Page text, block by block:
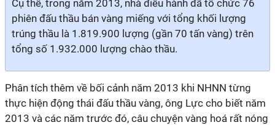
Cụ thể, trong năm 2013, nhà điều hành đã tổ chức 76
phiên đấu thầu bán vàng miếng với tổng khối lượng
trúng thầu là 1.819.900 lượng (gần 70 tấn vàng) trên
tổng số 1.932.000 lượng chào thầu.
Phân tích thêm về bối cảnh năm 2013 khi NHNN từng
thực hiện động thái đấu thầu vàng, ông Lực cho biết năm
2013 và các năm trước đó, câu chuyện vàng hoá rất nóng